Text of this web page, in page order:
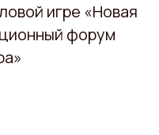
игре «Новая
форум